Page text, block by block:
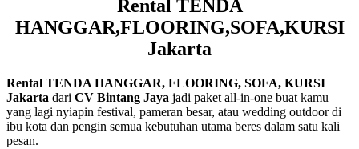
Rental TENDA
HANGGAR,FLOORING,SOFA,KURSI
Jakarta
Rental TENDA HANGGAR, FLOORING, SOFA, KURSI
Jakarta dari CV Bintang Jaya jadi paket all-in-one buat kamu
yang lagi nyiapin festival, pameran besar, atau wedding outdoor di
ibu kota dan pengin semua kebutuhan utama beres dalam satu kali
pesan.